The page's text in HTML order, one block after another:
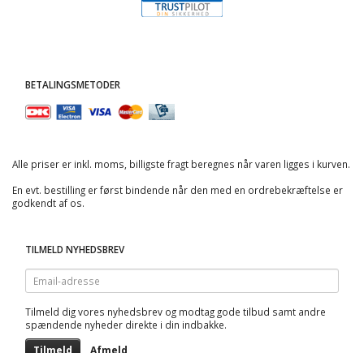
BETALINGSMETODER
Alle priser er inkl. moms, billigste fragt beregnes når varen ligges i kurven.
En evt. bestilling er først bindende når den med en ordrebekræftelse er
godkendt af os.
TILMELD NYHEDSBREV
Email-
adresse
Tilmeld dig vores nyhedsbrev og modtag gode tilbud samt andre
spændende nyheder direkte i din indbakke.